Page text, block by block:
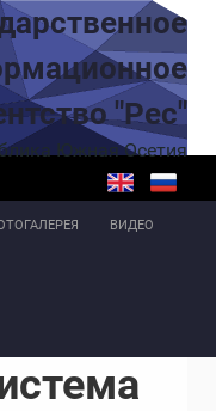
"Рес"
Южная Осетия
ВИДЕО